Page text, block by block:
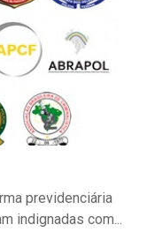
previdenciária
indignadas com...